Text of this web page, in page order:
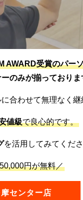
AWARD受賞のパー
のみが揃っておりま
合わせて無理なく継
値級で良心的です。
を活用してみてくださ
円が無料／
センター店